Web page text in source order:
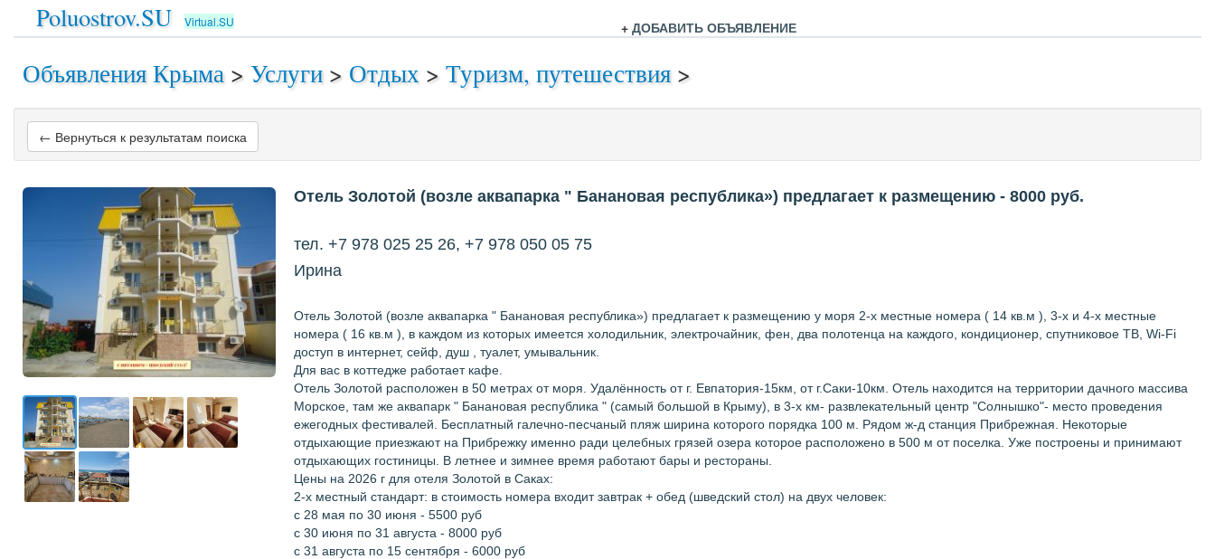
Poluostrov.SU Virtual.SU + ДОБАВИТЬ ОБЪЯВЛЕНИЕ
Объявления Крыма > Услуги > Отдых > Туризм, путешествия >
← Вернуться к результатам поиска
Отель Золотой (возле аквапарка " Банановая республика») предлагает к размещению - 8000 руб.
тел. +7 978 025 25 26, +7 978 050 05 75
Ирина
Отель Золотой (возле аквапарка " Банановая республика») предлагает к размещению у моря 2-х местные номера ( 14 кв.м ), 3-х и 4-х местные
номера ( 16 кв.м ), в каждом из которых имеется холодильник, электрочайник, фен, два полотенца на каждого, кондиционер, спутниковое ТВ, Wi-Fi
доступ в интернет, сейф, душ , туалет, умывальник.
Для вас в коттедже работает кафе.
Отель Золотой расположен в 50 метрах от моря. Удалённость от г. Евпатория-15км, от г.Саки-10км. Отель находится на территории дачного массива
Морское, там же аквапарк " Банановая республика " (самый большой в Крыму), в 3-х км- развлекательный центр "Солнышко"- место проведения
ежегодных фестивалей. Бесплатный галечно-песчаный пляж ширина которого порядка 100 м. Рядом ж-д станция Прибрежная. Некоторые
отдыхающие приезжают на Прибрежку именно ради целебных грязей озера которое расположено в 500 м от поселка. Уже построены и принимают
отдыхающих гостиницы. В летнее и зимнее время работают бары и рестораны.
Цены на 2026 г для отеля Золотой в Саках:
2-х местный стандарт: в стоимость номера входит завтрак + обед (шведский стол) на двух человек:
с 28 мая по 30 июня - 5500 руб
с 30 июня по 31 августа - 8000 руб
с 31 августа по 15 сентября - 6000 руб